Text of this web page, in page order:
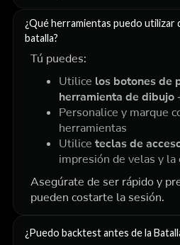
¿Qué herramientas puedo utilizar
batalla?
Tú puedes:
Utilice los botones de
herramienta de dibujo
Personalice y marque
herramientas
Utilice teclas de
impresión de velas y la
Asegúrate de ser rápido y
pueden costarte la sesión.
¿Puedo backtest antes de la